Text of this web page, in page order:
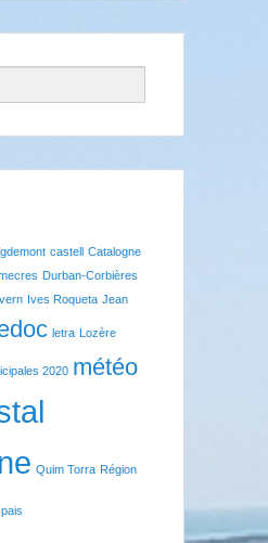
castell Catalogne
Durban-Corbières
Ives Roqueta Jean
letra Lozère
2020 météo
Quim Torra Région